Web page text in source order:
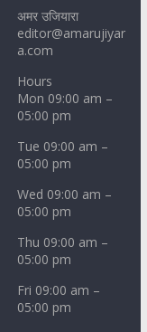
अमर उजियारा
editor@amarujiyar
a.com
Hours
Mon 09:00 am –
05:00 pm
Tue 09:00 am –
05:00 pm
Wed 09:00 am –
05:00 pm
Thu 09:00 am –
05:00 pm
Fri 09:00 am –
05:00 pm